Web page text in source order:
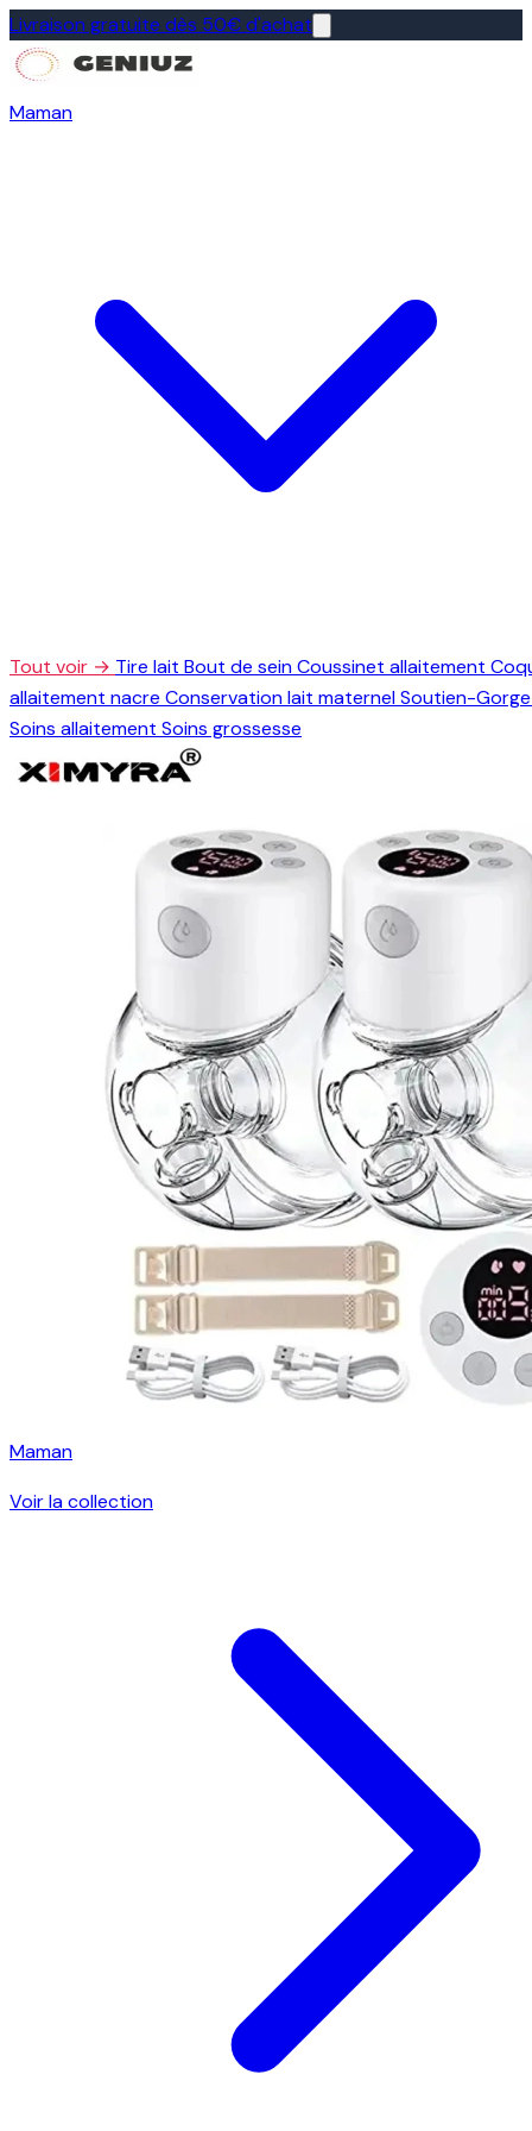
Livraison gratuite dès 50€ d'achat
Maman
Tout voir → Tire lait Bout de seinCoussinet allaitement
allaitement nacre Conservation lait maternelSoutien-
Soins allaitement Soins grossesse
Maman
Voir la collection